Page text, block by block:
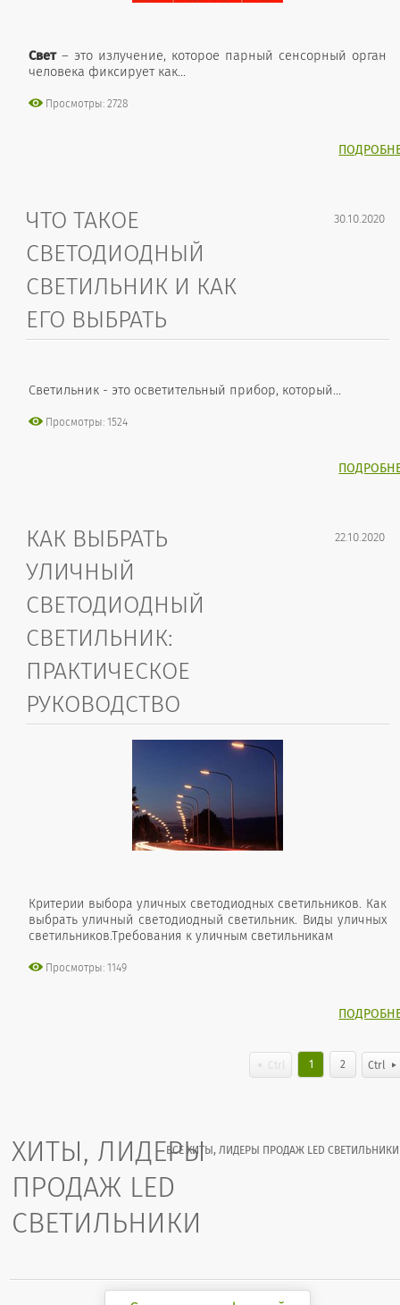
Свет – это излучение, которое парный сенсорный орган
человека фиксирует как...
Просмотры: 2728
30.10.2020
ЧТО ТАКОЕ
СВЕТОДИОДНЫЙ
СВЕТИЛЬНИК И КАК
ЕГО ВЫБРАТЬ
Светильник - это осветительный прибор, который...
Просмотры: 1524
22.10.2020
КАК ВЫБРАТЬ
УЛИЧНЫЙ
СВЕТОДИОДНЫЙ
СВЕТИЛЬНИК:
ПРАКТИЧЕСКОЕ
РУКОВОДСТВО
Критерии выбора уличных светодиодных светильников. Как
выбрать уличный светодиодный светильник. Виды уличных
светильников.Требования к уличным светильникам
Просмотры: 1149
Ctrl 1 2 Ctrl
ХИТЫ, ЛИДЕРЫ
ПРОДАЖ LED
СВЕТИЛЬНИКИ
ВСЕ ХИТЫ, ЛИДЕРЫ ПРОДАЖ LED СВЕТИЛЬНИКИ